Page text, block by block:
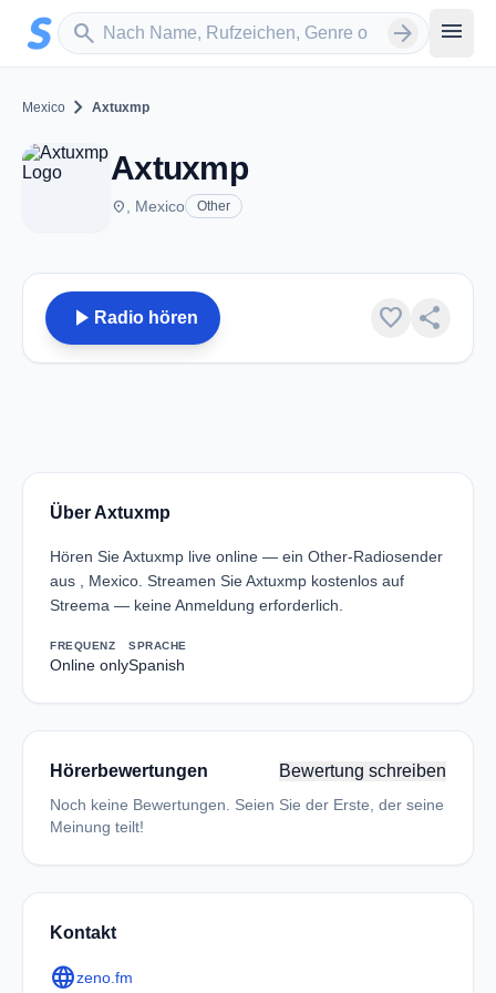
Zum Hauptinhalt springen
search
Sender suchen arrow_forward menu
Mexico chevron_right Axtuxmp
Axtuxmp
place , Mexico Other
play_arrow Radio hören favorite share
Über Axtuxmp
Hören Sie Axtuxmp live online — ein Other-Radiosender
aus , Mexico. Streamen Sie Axtuxmp kostenlos auf
Streema — keine Anmeldung erforderlich.
FREQUENZ
Online only
SPRACHE
Spanish
Hörerbewertungen Bewertung schreiben
Noch keine Bewertungen. Seien Sie der Erste, der seine
Meinung teilt!
Kontakt
languagezeno.fm